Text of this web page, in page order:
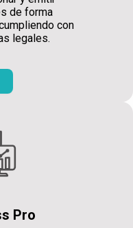
de forma
con
legales.
Pro